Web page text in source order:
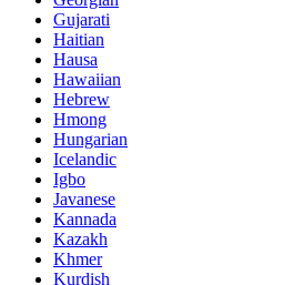
Gujarati
Haitian
Hausa
Hawaiian
Hebrew
Hmong
Hungarian
Icelandic
Igbo
Javanese
Kannada
Kazakh
Khmer
Kurdish